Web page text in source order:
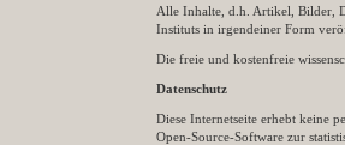
Alle Inhalte, d.h. Artikel, Bilder,
Instituts in irgendeiner Form
Die freie und kostenfreie
Datenschutz
Diese Internetseite erhebt keine
Open-Source-Software zur